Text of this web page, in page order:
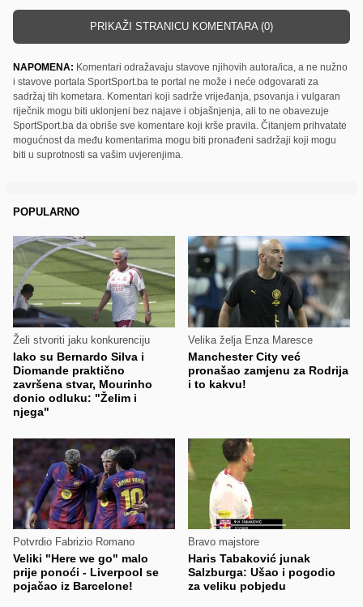
PRIKAŽI STRANICU KOMENTARA (0)
NAPOMENA: Komentari odražavaju stavove njihovih autora/ica, a ne nužno
i stavove portala SportSport.ba te portal ne može i neće odgovarati za
sadržaj tih kometara. Komentari koji sadrže vrijeđanja, psovanja i vulgaran
riječnik mogu biti uklonjeni bez najave i objašnjenja, ali to ne obavezuje
SportSport.ba da obriše sve komentare koji krše pravila. Čitanjem prihvatate
mogućnost da među komentarima mogu biti pronađeni sadržaji koji mogu
biti u suprotnosti sa vašim uvjerenjima.
POPULARNO
Želi stvoriti jaku konkurenciju
Iako su Bernardo Silva i
Diomande praktično
završena stvar, Mourinho
donio odluku: "Želim i
njega"
Velika želja Enza Maresce
Manchester City već
pronašao zamjenu za Rodrija
i to kakvu!
Potvrdio Fabrizio Romano
Veliki "Here we go" malo
prije ponoći - Liverpool se
pojačao iz Barcelone!
Bravo majstore
Haris Tabaković junak
Salzburga: Ušao i pogodio
za veliku pobjedu